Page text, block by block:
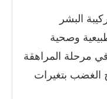
البشر
وصحية
مرحلة المراهقة
الغضب بتغيرات